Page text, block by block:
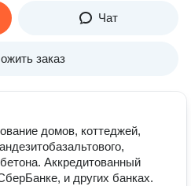
Чат
заказ
домов, коттеджей,
Аккредитованный
и других банках.